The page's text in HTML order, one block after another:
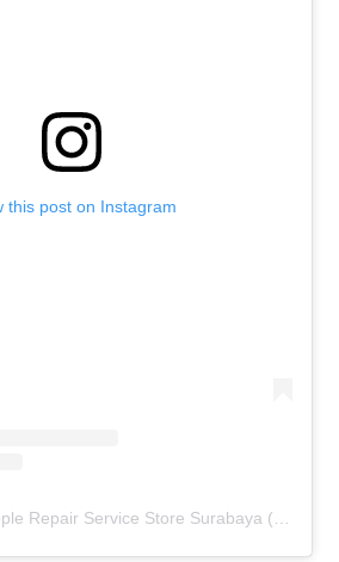
this post on Instagram